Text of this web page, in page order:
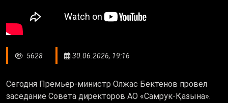
5628 30.06.2026, 19:16
Сегодня Премьер-министр Олжас Бектенов провел
заседание Совета директоров АО «Самрук-Қазына».